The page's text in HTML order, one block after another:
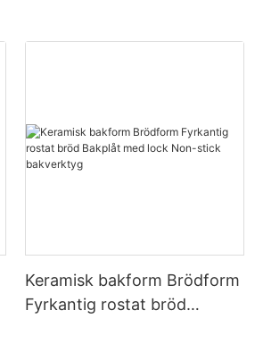
Keramisk bakform Brödform
Fyrkantig rostat bröd